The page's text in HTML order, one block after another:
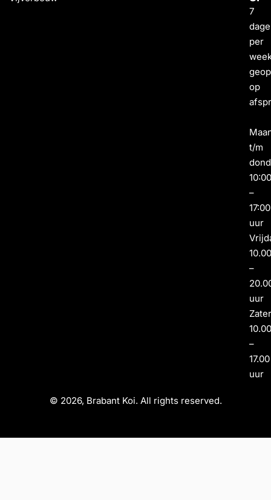
7
per
op
t/m
–
17:00
uur
–
uur
–
17.00
uur
© 2026, Brabant Koi. All rights reserved.